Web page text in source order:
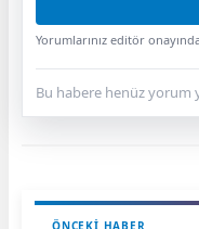
Yorumlarınız editör
Bu habere henüz yorum